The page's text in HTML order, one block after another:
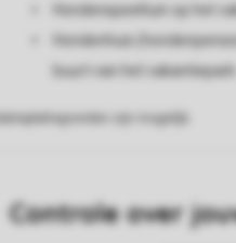
Hondenspeeltuin op het
Hondenhuis
buurt van het vakantiepark
Controle over